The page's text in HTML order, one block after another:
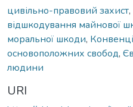
цивільно-правовий захист,
відшкодування майнової
моральної шкоди,
основоположних свобод,
людини
URI